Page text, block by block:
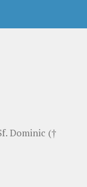
Dominic (†